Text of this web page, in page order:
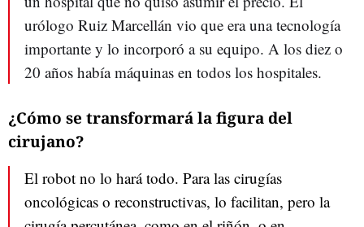
urólogo Ruiz Marcellán vio que era una tecnología
importante y lo incorporó a su equipo. A los diez o
20 años había máquinas en todos los hospitales.
¿Cómo se transformará la figura del
cirujano?
El robot no lo hará todo. Para las cirugías
oncológicas o reconstructivas, lo facilitan, pero la